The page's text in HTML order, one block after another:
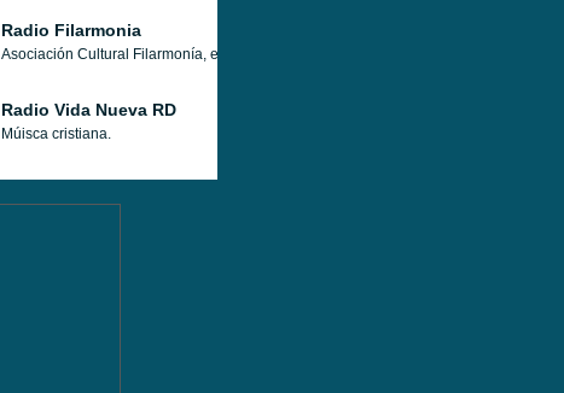
Radio Filarmonia
Asociación Cultural Filarmonía, entidad sin fines de lucro, cuyo objetivo principal
Radio Vida Nueva RD
Múisca cristiana.